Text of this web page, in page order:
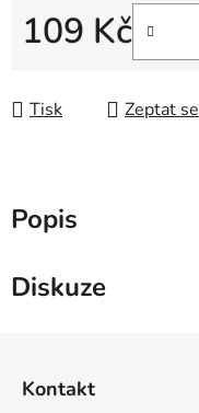
109 Kč
Tisk Zeptat se
Popis
Diskuze
Kontakt